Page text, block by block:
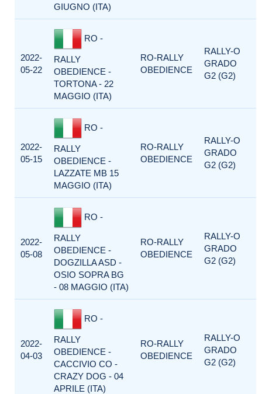
GIUGNO (ITA)
2022-
05-22
RO -
RALLY
OBEDIENCE -
TORTONA - 22
MAGGIO (ITA)
RO-RALLY
OBEDIENCE
RALLY-O
GRADO
G2 (G2)
2022-
05-15
RO -
RALLY
OBEDIENCE -
LAZZATE MB 15
MAGGIO (ITA)
RO-RALLY
OBEDIENCE
RALLY-O
GRADO
G2 (G2)
2022-
05-08
RO -
RALLY
OBEDIENCE -
DOGZILLA ASD -
OSIO SOPRA BG
- 08 MAGGIO (ITA)
RO-RALLY
OBEDIENCE
RALLY-O
GRADO
G2 (G2)
2022-
04-03
RO -
RALLY
OBEDIENCE -
CACCIVIO CO -
CRAZY DOG - 04
APRILE (ITA)
RO-RALLY
OBEDIENCE
RALLY-O
GRADO
G2 (G2)